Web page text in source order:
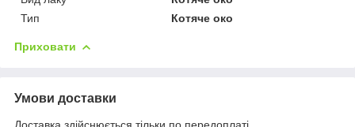
Тип
Котяче око
Приховати
Умови доставки
Доставка здійснюється тільки по передоплаті.